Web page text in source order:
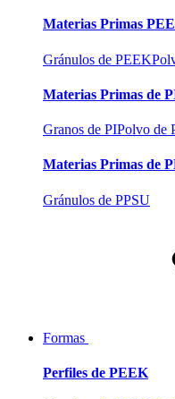
Materias Primas
Gránulos de PEEK
Materias Primas de
Granos de PIPolvo de
Materias Primas de
Gránulos de PPSU
Formas
Perfiles de PEEK